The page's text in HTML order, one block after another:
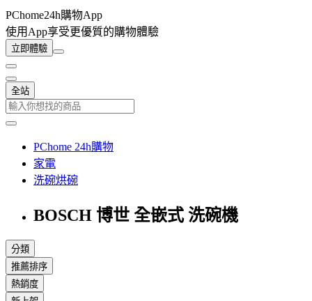
PChome24h購物App
使用App享受更優質的購物體驗
立即體驗
全站
PChome 24h購物
家電
洗碗烘碗
BOSCH 博世 全嵌式 洗碗機
分類
推薦排序
熱銷度